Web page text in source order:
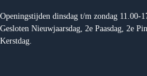
Openingstijden dinsdag t/m zondag 11.00-
Gesloten Nieuwjaarsdag, 2e Paasdag, 2e
Kerstdag.